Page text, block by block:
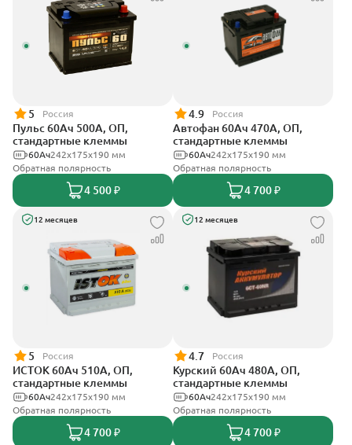
5 Россия
Пульс 60Ач 500А, ОП,
стандартные клеммы
242x175x190 мм
60Ач
Обратная полярность
4 500 ₽
4.9 Россия
Автофан 60Ач 470А, ОП,
стандартные клеммы
242х175х190 мм
60Ач
Обратная полярность
4 700 ₽
12 месяцев
5 Россия
ИСТОК 60Ач 510А, ОП,
стандартные клеммы
242x175x190 мм
60Ач
Обратная полярность
4 700 ₽
12 месяцев
4.7 Россия
Курский 60Ач 480А, ОП,
стандартные клеммы
242x175x190 мм
60Ач
Обратная полярность
4 700 ₽